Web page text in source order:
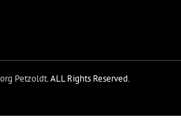
Petzoldt. ALL Rights Reserved.